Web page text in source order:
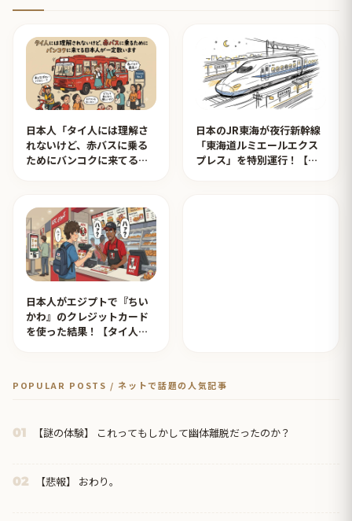
日本人「タイ人には理解さ
れないけど、赤バスに乗る
ためにバンコクに来てる日
日本のJR東海が夜行新幹線
「東海道ルミエールエクス
プレス」を特別運行！【タ
日本人がエジプトで『ちい
かわ』のクレジットカード
を使った結果！【タイ人の
POPULAR POSTS / ネットで話題の人気記事
01 【謎の体験】 これってもしかして幽体離脱だったのか？
02 【悲報】 おわり。